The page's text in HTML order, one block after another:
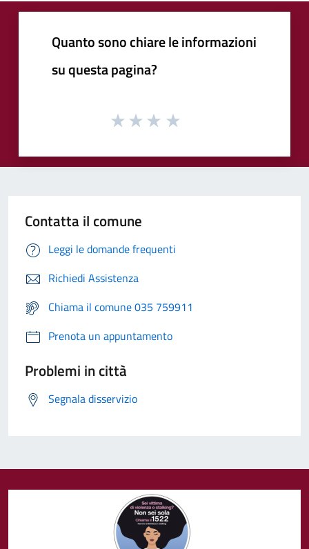
Quanto sono chiare le informazioni
su questa pagina?
Contatta il comune
Leggi le domande frequenti
Richiedi Assistenza
Chiama il comune 035 759911
Prenota un appuntamento
Problemi in città
Segnala disservizio